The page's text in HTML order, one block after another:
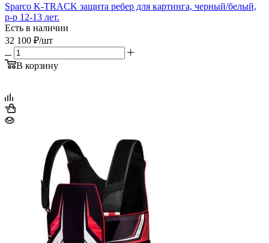
Sparco K-TRACK защита ребер для картинга, черный/белый,
р-р 12-13 лет.
Есть в наличии
32 100 ₽/шт
В корзину